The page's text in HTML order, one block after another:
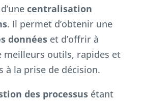
centralisation
. Il permet d’obtenir une
donnéeset d’offrir à
meilleurs outils, rapides et
à la prise de décision.
des processusétant